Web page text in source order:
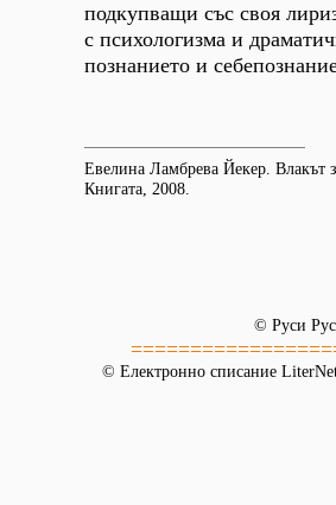
подкупващи със своя
с психологизма и
познанието и
Евелина Ламбрева Йекер. Влакът
Книгата, 2008.
© Руси
© Електронно списание